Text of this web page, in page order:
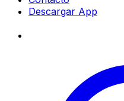
Descargar App